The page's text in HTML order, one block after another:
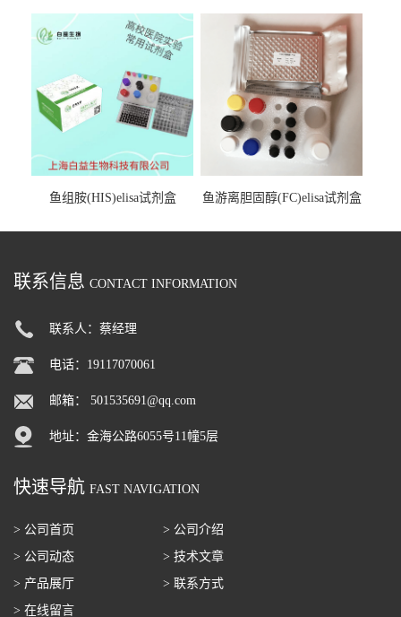
鱼组胺(HIS)elisa试剂盒 鱼游离胆固醇(FC)elisa试剂盒
联系信息 CONTACT INFORMATION
联系人：蔡经理
电话：19117070061
邮箱： 501535691@qq.com
地址：金海公路6055号11幢5层
快速导航 FAST NAVIGATION
> 公司首页
> 公司介绍
> 公司动态
> 技术文章
> 产品展厅
> 联系方式
> 在线留言